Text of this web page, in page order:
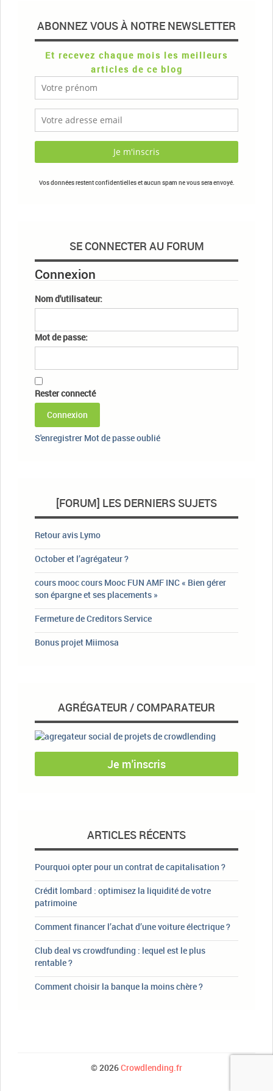
ABONNEZ VOUS À NOTRE NEWSLETTER
Et recevez chaque mois les meilleurs
articles de ce blog
Vos données restent confidentielles et aucun spam ne vous sera envoyé.
SE CONNECTER AU FORUM
Connexion
Nom d'utilisateur:
Mot de passe:
Rester connecté
Connexion
S'enregistrer Mot de passe oublié
[FORUM] LES DERNIERS SUJETS
Retour avis Lymo
October et l’agrégateur ?
cours mooc cours Mooc FUN AMF INC « Bien gérer
son épargne et ses placements »
Fermeture de Creditors Service
Bonus projet Miimosa
AGRÉGATEUR / COMPARATEUR
Je m'inscris
ARTICLES RÉCENTS
Pourquoi opter pour un contrat de capitalisation ?
Crédit lombard : optimisez la liquidité de votre
patrimoine
Comment financer l’achat d’une voiture électrique ?
Club deal vs crowdfunding : lequel est le plus
rentable ?
Comment choisir la banque la moins chère ?
© 2026Crowdlending.fr